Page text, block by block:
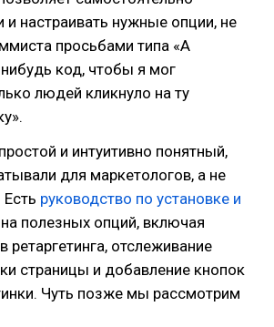
и настраивать нужные опции, не
просьбами типа «А
код, чтобы я мог
людей кликнуло на ту
и интуитивно понятный,
для маркетологов, а не
руководство по установке и
полезных опций, включая
ретаргетинга, отслеживание
страницы и добавление кнопок
Чуть позже мы рассмотрим